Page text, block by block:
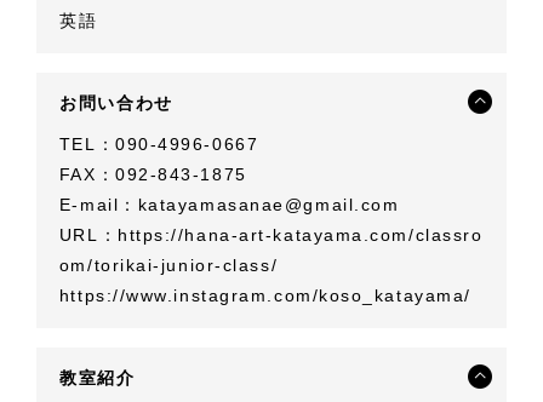
英語
お問い合わせ
TEL：090-4996-0667
FAX：092-843-1875
E-mail： katayamasanae@gmail.com
URL： https://hana-art-katayama.com/classro
om/torikai-junior-class/
https://www.instagram.com/koso_katayama/
教室紹介